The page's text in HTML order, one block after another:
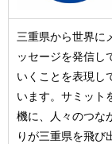
三重県から世界に
ッセージを発信し
いくことを表現し
います。サミット
機に、人々のつな
りが三重県を飛び